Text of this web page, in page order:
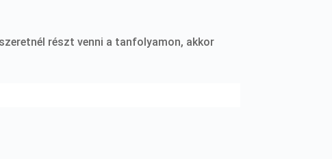
részt venni a tanfolyamon, akkor